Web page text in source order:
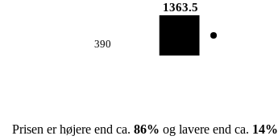
390
1363.5
Prisen er højere end ca. 86% og lavere end ca. 14%